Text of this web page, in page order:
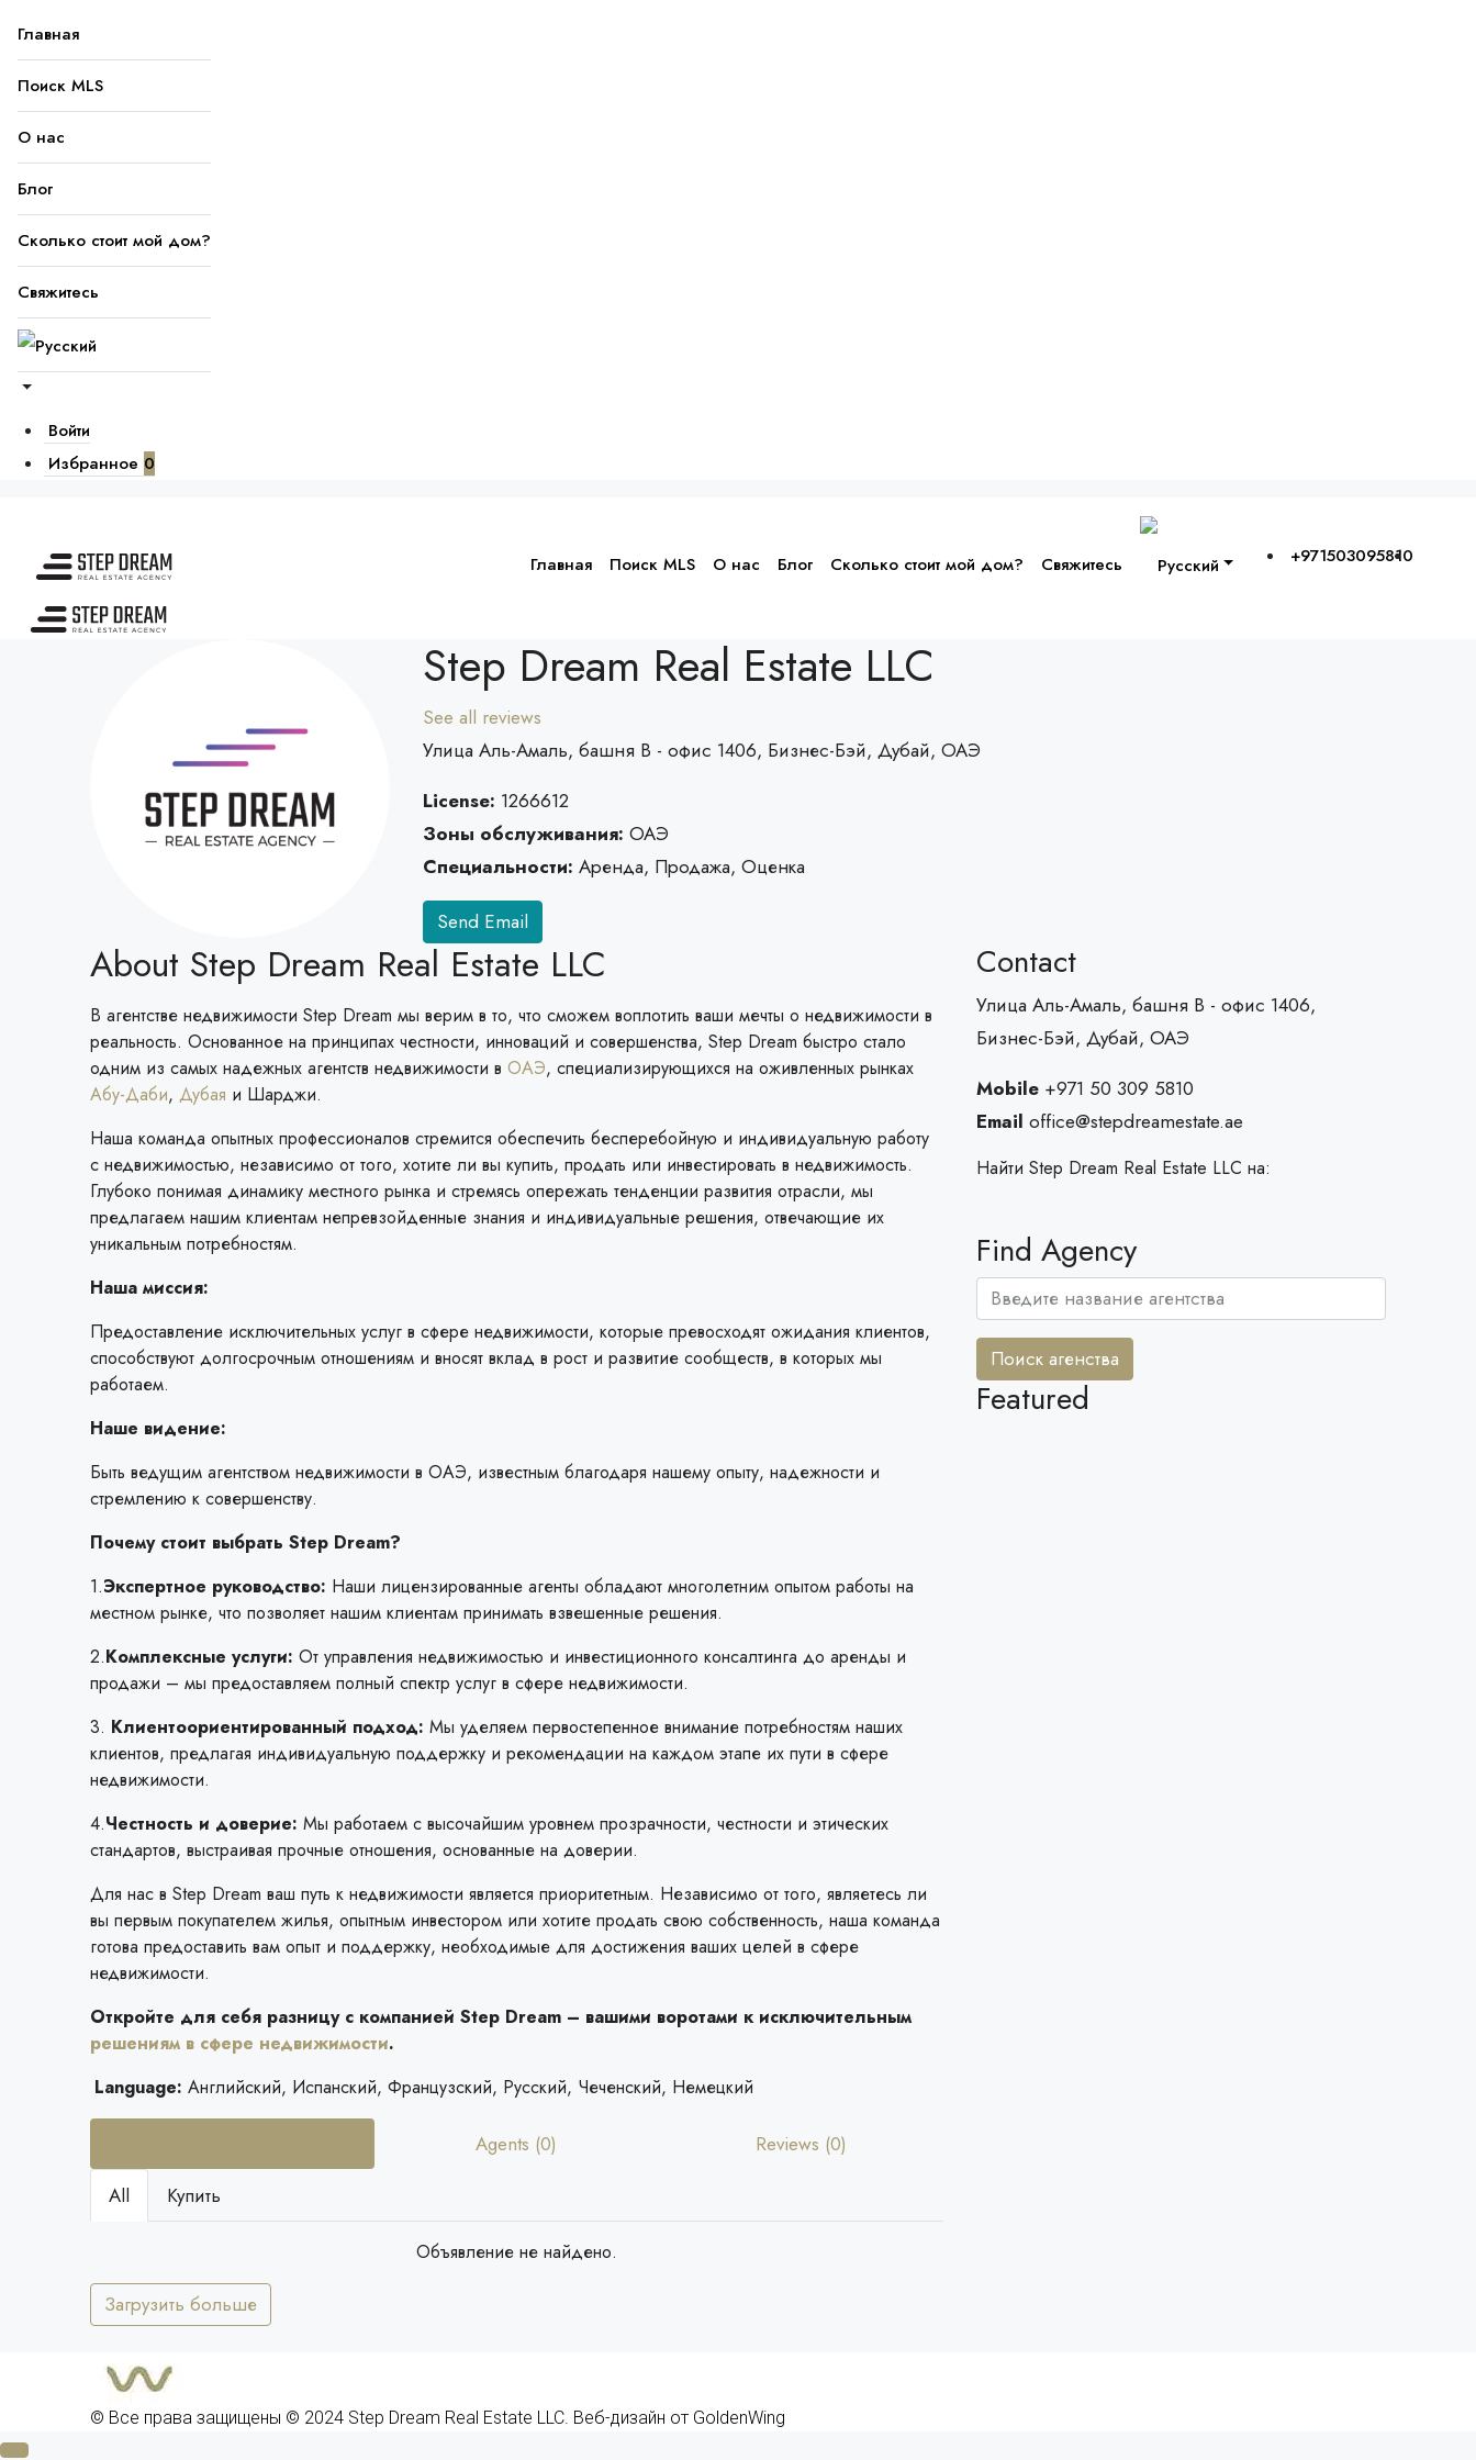
Главная
Поиск MLS
О нас
Блог
Сколько стоит мой дом?
Свяжитесь
Войти
Избранное 0
Главная Поиск MLS О нас Блог Сколько стоит мой дом? Свяжитесь +971503095810
Step Dream Real Estate LLC
See all reviews
Улица Аль-Амаль, башня B - офис 1406, Бизнес-Бэй, Дубай, ОАЭ
License: 1266612
Зоны обслуживания: ОАЭ
Специальности: Аренда, Продажа, Оценка
Send Email
About Step Dream Real Estate LLC
В агентстве недвижимости Step Dream мы верим в то, что сможем воплотить ваши мечты о недвижимости в
реальность. Основанное на принципах честности, инноваций и совершенства, Step Dream быстро стало
одним из самых надежных агентств недвижимости в ОАЭ, специализирующихся на оживленных рынках
Абу-Даби, Дубая и Шарджи.
Наша команда опытных профессионалов стремится обеспечить бесперебойную и индивидуальную работу
с недвижимостью, независимо от того, хотите ли вы купить, продать или инвестировать в недвижимость.
Глубоко понимая динамику местного рынка и стремясь опережать тенденции развития отрасли, мы
предлагаем нашим клиентам непревзойденные знания и индивидуальные решения, отвечающие их
уникальным потребностям.
Наша миссия:
Предоставление исключительных услуг в сфере недвижимости, которые превосходят ожидания клиентов,
способствуют долгосрочным отношениям и вносят вклад в рост и развитие сообществ, в которых мы
работаем.
Наше видение:
Быть ведущим агентством недвижимости в ОАЭ, известным благодаря нашему опыту, надежности и
стремлению к совершенству.
Почему стоит выбрать Step Dream?
1.Экспертное руководство: Наши лицензированные агенты обладают многолетним опытом работы на
местном рынке, что позволяет нашим клиентам принимать взвешенные решения.
2.Комплексные услуги: От управления недвижимостью и инвестиционного консалтинга до аренды и
продажи – мы предоставляем полный спектр услуг в сфере недвижимости.
3. Клиентоориентированный подход: Мы уделяем первостепенное внимание потребностям наших
клиентов, предлагая индивидуальную поддержку и рекомендации на каждом этапе их пути в сфере
недвижимости.
4.Честность и доверие: Мы работаем с высочайшим уровнем прозрачности, честности и этических
стандартов, выстраивая прочные отношения, основанные на доверии.
Для нас в Step Dream ваш путь к недвижимости является приоритетным. Независимо от того, являетесь ли
вы первым покупателем жилья, опытным инвестором или хотите продать свою собственность, наша команда
готова предоставить вам опыт и поддержку, необходимые для достижения ваших целей в сфере
недвижимости.
Откройте для себя разницу с компанией Step Dream – вашими воротами к исключительным
решениям в сфере недвижимости.
Language: Английский, Испанский, Французский, Русский, Чеченский, Немецкий
Agents (0)
Reviews (0)
All
Купить
Объявление не найдено.
Загрузить больше
Contact
Улица Аль-Амаль, башня B - офис 1406,
Бизнес-Бэй, Дубай, ОАЭ
Mobile +971 50 309 5810
Email office@stepdreamestate.ae
Найти Step Dream Real Estate LLC на:
Find Agency
Поиск агенства
Featured
© Все права защищены © 2024 Step Dream Real Estate LLC. Веб-дизайн от GoldenWing